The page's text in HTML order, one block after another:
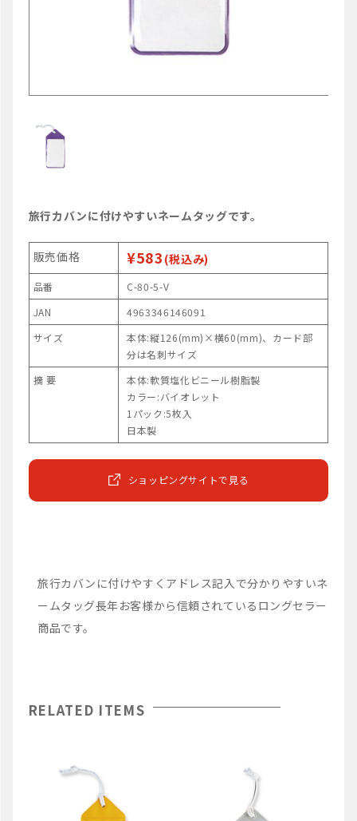
旅行カバンに付けやすいネームタッグです。
販売価格 ¥583 (税込み)
品番
C-80-5-V
JAN
4963346146091
サイズ
本体:縦126(mm)×横60(mm)、カード部
分は名刺サイズ
摘 要
本体:軟質塩化ビニール樹脂製
カラー:バイオレット
1パック:5枚入
日本製
ショッピングサイトで見る
旅行カバンに付けやすくアドレス記入で分かりやすいネ
ームタッグ長年お客様から信頼されているロングセラー
商品です。
RELATED ITEMS